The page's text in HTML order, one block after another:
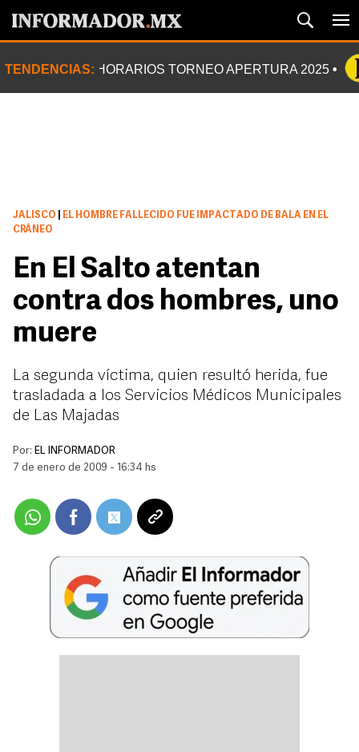
TENDENCIAS: HORARIOS TORNEO APERTURA 2025
JALISCO
EL HOMBRE FALLECIDO FUE IMPACTADO DE BALA EN EL
CRÁNEO
En El Salto atentan
contra dos hombres, uno
muere
La segunda víctima, quien resultó herida, fue
trasladada a los Servicios Médicos Municipales
de Las Majadas
Por: EL INFORMADOR
7 de enero de 2009 - 16:34 hs